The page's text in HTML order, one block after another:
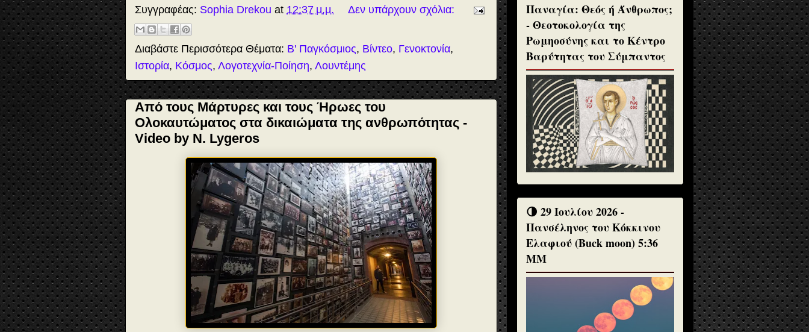
b
o
o
k
o
o
n
e
t
e
Συγγραφέας: Sophia Drekou at 12:37 μ.μ. Δεν υπάρχουν σχόλια:
Διαβάστε Περισσότερα Θέματα: Β' Παγκόσμιος, Βίντεο, Γενοκτονία,
Ιστορία, Κόσμος, Λογοτεχνία-Ποίηση, Λουντέμης
Από τους Μάρτυρες και τους Ήρωες του
Ολοκαυτώματος στα δικαιώματα της ανθρωπότητας -
Video by N. Lygeros
Παναγία: Θεός ή Άνθρωπος;
- Θεοτοκολογία της
Ρωμηοσύνης και το Κέντρο
Βαρύτητας του Σύμπαντος
🌗 29 Ιουλίου 2026 -
Πανσέληνος του Κόκκινου
Ελαφιού (Buck moon) 5:36
ΜΜ